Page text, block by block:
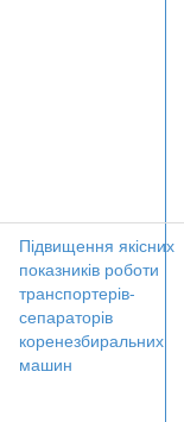
Підвищення якісних
показників роботи
транспортерів-
сепараторів
коренезбиральних
машин